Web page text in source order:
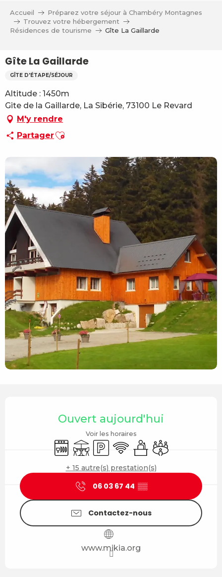
contenu
Accueil
Préparez votre séjour à Chambéry Montagnes
Trouvez votre hébergement
Résidences de tourisme
Gîte La Gaillarde
Gîte La Gaillarde
GÎTE D'ÉTAPE/SÉJOUR
Altitude : 1450m
Gite de la Gaillarde, La Sibérie, 73100 Le Revard
M'y rendre
PartagerAjouter aux favoris
Ouvert aujourd'hui
Voir les horaires
Lave vaisselle
TerrasseParking
WiFi SéminairesSalle de réunion
+ 15 autre(s) prestation(s)
06 03 67 44 ▒▒
Contactez-nous
www.mikia.org